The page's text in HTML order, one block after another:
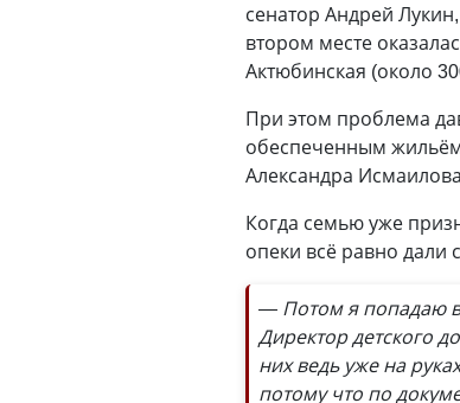
сенатор Андрей
втором месте
Актюбинская (около
При этом проблема
обеспеченным
Александра
Когда семью уже
опеки всё равно дали
— Потом я попадаю
Директор детского
них ведь уже на
потому что по